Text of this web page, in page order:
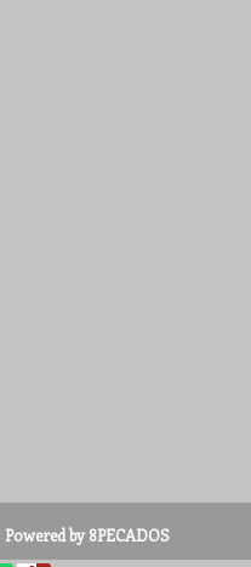
Powered by 8PECADOS